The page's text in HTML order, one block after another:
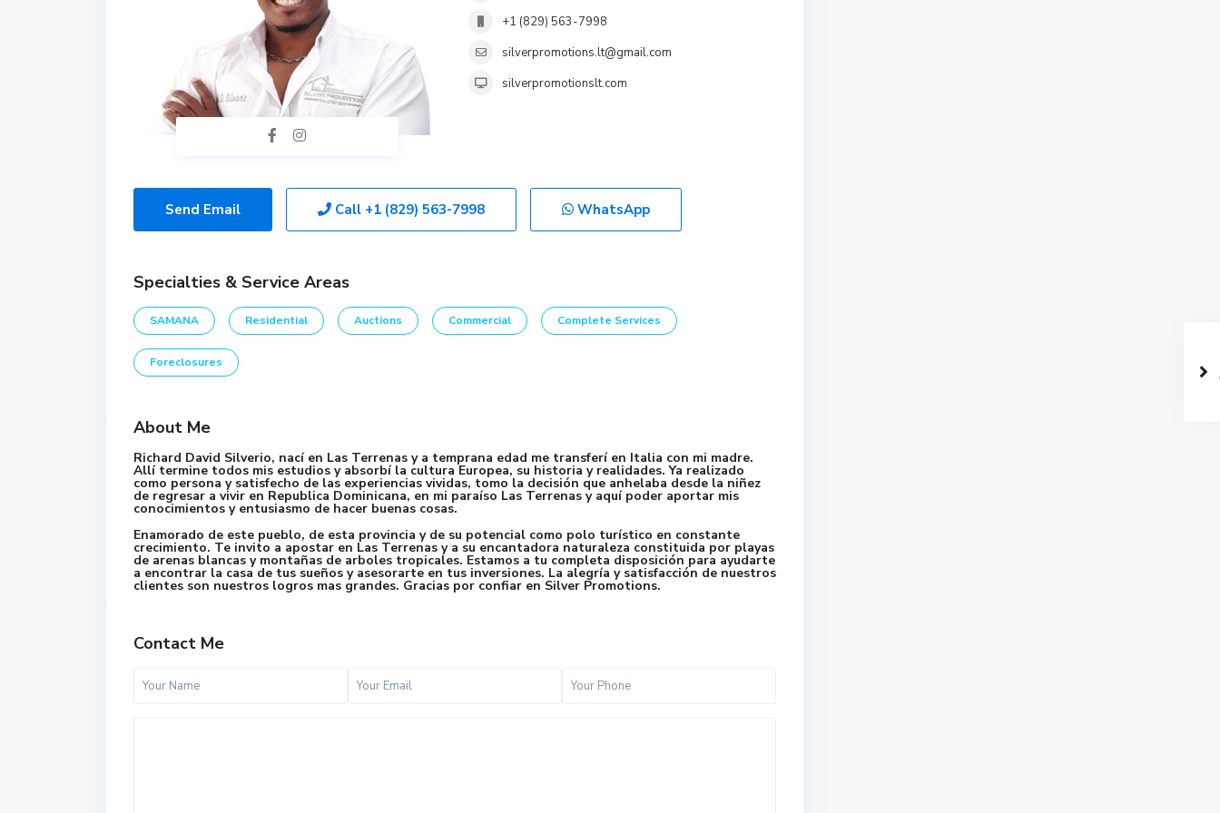
+1 (829) 563-7998
silverpromotions.lt@gmail.com
silverpromotionslt.com
Send Email Call +1 (829) 563-7998 WhatsApp
Specialties & Service Areas
SAMANA Residential Auctions Commercial Complete Services
Foreclosures
About Me
Richard David Silverio, nací en Las Terrenas y a temprana edad me transferí en Italia con mi madre.
Allí termine todos mis estudios y absorbí la cultura Europea, su historia y realidades. Ya realizado
como persona y satisfecho de las experiencias vividas, tomo la decisión que anhelaba desde la niñez
de regresar a vivir en Republica Dominicana, en mi paraíso Las Terrenas y aquí poder aportar mis
conocimientos y entusiasmo de hacer buenas cosas.
Enamorado de este pueblo, de esta provincia y de su potencial como polo turístico en constante
crecimiento. Te invito a apostar en Las Terrenas y a su encantadora naturaleza constituida por playas
de arenas blancas y montañas de arboles tropicales. Estamos a tu completa disposición para ayudarte
a encontrar la casa de tus sueños y asesorarte en tus inversiones. La alegría y satisfacción de nuestros
clientes son nuestros logros mas grandes. Gracias por confiar en Silver Promotions.
Contact Me